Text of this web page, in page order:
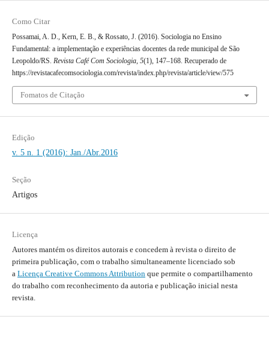
Como Citar
Possamai, A. D., Kern, E. B., & Rossato, J. (2016). Sociologia no Ensino
Fundamental: a implementação e experiências docentes da rede municipal de São
Leopoldo/RS. Revista Café Com Sociologia, 5(1), 147–168. Recuperado de
https://revistacafecomsociologia.com/revista/index.php/revista/article/view/575
Fomatos de Citação
Edição
v. 5 n. 1 (2016): Jan./Abr.2016
Seção
Artigos
Licença
Autores mantém os direitos autorais e concedem à revista o direito de
primeira publicação, com o trabalho simultaneamente licenciado sob
a Licença Creative Commons Attribution que permite o compartilhamento
do trabalho com reconhecimento da autoria e publicação inicial nesta
revista.